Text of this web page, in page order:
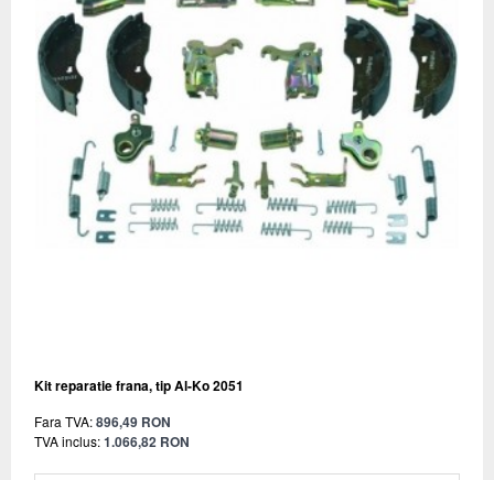
Kit reparatie frana, tip Al-Ko 2051
Fara TVA:896,49 RON
TVA inclus:1.066,82 RON